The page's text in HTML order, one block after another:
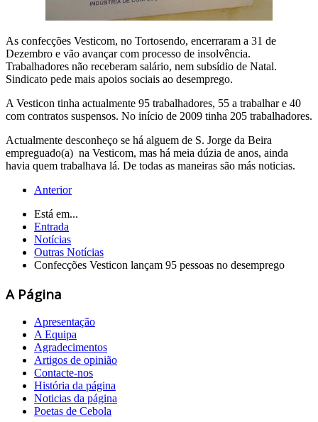
As confecções Vesticom, no Tortosendo, encerraram a 31 de
Dezembro e vão avançar com processo de insolvência.
Trabalhadores não receberam salário, nem subsídio de Natal.
Sindicato pede mais apoios sociais ao desemprego.
A Vesticon tinha actualmente 95 trabalhadores, 55 a trabalhar e 40
com contratos suspensos. No início de 2009 tinha 205 trabalhadores.
Actualmente desconheço se há alguem de S. Jorge da Beira
empreguado(a) na Vesticom, mas há meia dúzia de anos, ainda
havia quem trabalhava lá. De todas as maneiras são más noticias.
Anterior
Está em...
Entrada
Notícias
Outras Notícias
Confecções Vesticon lançam 95 pessoas no desemprego
A Página
Apresentação
A Equipa
Agradecimentos
Artigos de opinião
Contacte-nos
História da página
Noticias da página
Poetas de Cebola